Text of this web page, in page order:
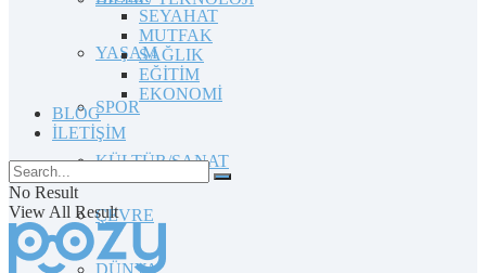
YAŞAM
SPOR
KÜLTÜR/SANAT
ÇEVRE
DÜNYA
SEYAHAT
MUTFAK
SAĞLIK
EĞİTİM
EKONOMİ
BLOG
İLETİŞİM
No Result
View All Result